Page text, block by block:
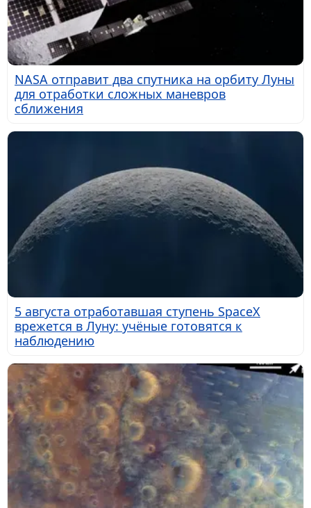
NASA отправит два спутника на орбиту Луны
для отработки сложных маневров
сближения
5 августа отработавшая ступень SpaceX
врежется в Луну: учёные готовятся к
наблюдению